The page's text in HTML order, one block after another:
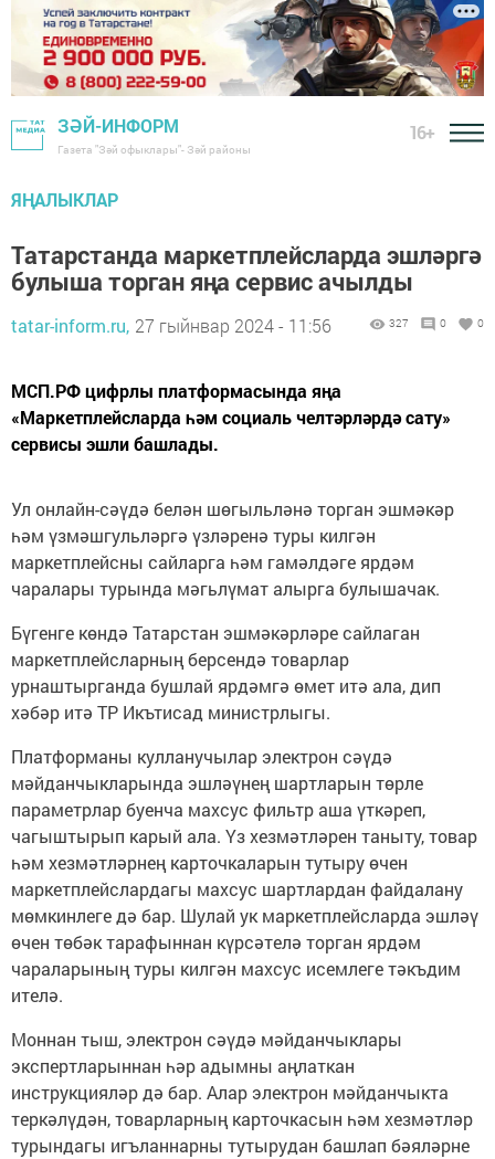
ЗӘЙ-ИНФОРМ
Газета "Зәй офыклары"- Зәй районы
16+
ЯҢАЛЫКЛАР
Татарстанда маркетплейсларда эшләргә
булыша торган яңа сервис ачылды
tatar-inform.ru, 27 гыйнвар 2024 - 11:56 327 0 0
МСП.РФ цифрлы платформасында яңа
«Маркетплейсларда һәм социаль челтәрләрдә сату»
сервисы эшли башлады.
Ул онлайн-сәүдә белән шөгыльләнә торган эшмәкәр
һәм үзмәшгульләргә үзләренә туры килгән
маркетплейсны сайларга һәм гамәлдәге ярдәм
чаралары турында мәгьлүмат алырга булышачак.
Бүгенге көндә Татарстан эшмәкәрләре сайлаган
маркетплейсларның берсендә товарлар
урнаштырганда бушлай ярдәмгә өмет итә ала, дип
хәбәр итә ТР Икътисад министрлыгы.
Платформаны кулланучылар электрон сәүдә
мәйданчыкларында эшләүнең шартларын төрле
параметрлар буенча махсус фильтр аша үткәреп,
чагыштырып карый ала. Үз хезмәтләрен таныту, товар
һәм хезмәтләрнең карточкаларын тутыру өчен
маркетплейслардагы махсус шартлардан файдалану
мөмкинлеге дә бар. Шулай ук маркетплейсларда эшләү
өчен төбәк тарафыннан күрсәтелә торган ярдәм
чараларының туры килгән махсус исемлеге тәкъдим
ителә.
Моннан тыш, электрон сәүдә мәйданчыклары
экспертларыннан һәр адымны аңлаткан
инструкцияләр дә бар. Алар электрон мәйданчыкта
теркәлүдән, товарларның карточкасын һәм хезмәтләр
турындагы игъланнарны тутырудан башлап бәяләрне